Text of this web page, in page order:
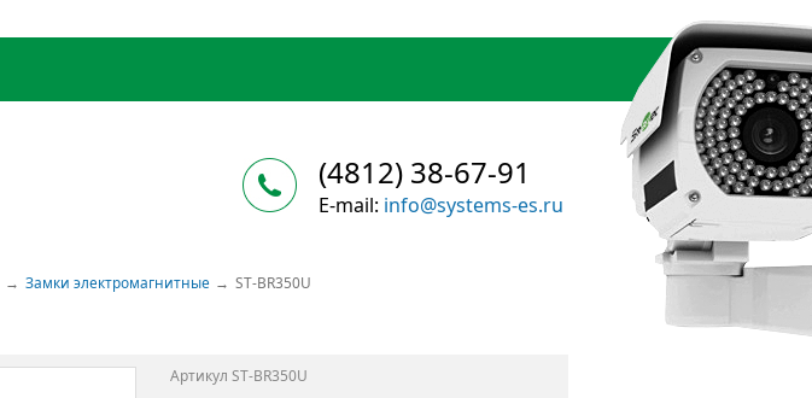
(4812) 38-67-91
E-mail: info@systems-es.ru
Замки электромагнитные ST-BR350U
Артикул ST-BR350U